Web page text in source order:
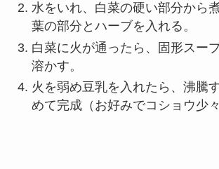
水をいれ、白菜の硬い部分から
葉の部分とハーブを入れる。
白菜に火が通ったら、固形スー
溶かす。
火を弱め豆乳を入れたら、沸騰
めて完成（お好みでコショウ少々